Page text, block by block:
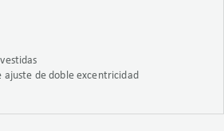
ajuste de doble excentricidad